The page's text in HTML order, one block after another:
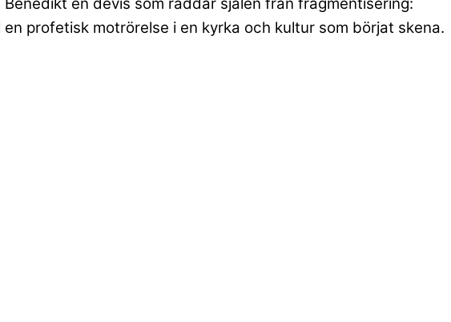
profetisk motrörelse i en kyrka och kultur som börjat skena.